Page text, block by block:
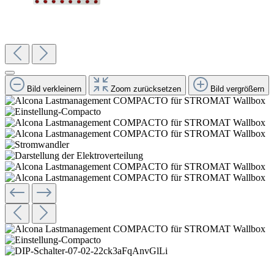
Bild verkleinern Zoom zurücksetzen Bild vergrößern